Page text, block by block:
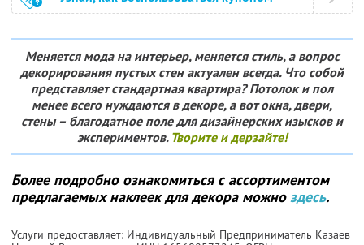
Меняется мода на интерьер, меняется стиль, а вопрос
декорирования пустых стен актуален всегда. Что собой
представляет стандартная квартира? Потолок и пол
менее всего нуждаются в декоре, а вот окна, двери,
стены – благодатное поле для дизайнерских изысков и
экспериментов.Творите и дерзайте!
Более подробно ознакомиться с ассортиментом
предлагаемых наклеек для декора можноздесь.
Услуги предоставляет: Индивидуальный Предприниматель Казаев